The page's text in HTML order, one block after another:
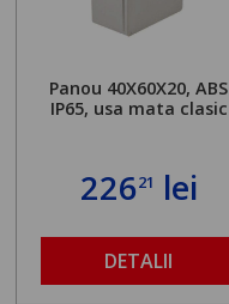
Panou 40X60X20, ABS
IP65, usa mata clasic
22621 lei
DETALII